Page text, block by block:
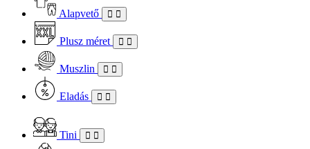
Alapvető
Plusz méret
Muszlin
Eladás
Tini